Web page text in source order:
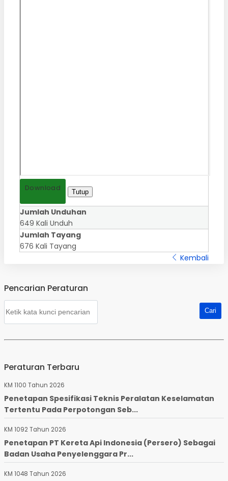
Download Tutup
Jumlah Unduhan
649 Kali Unduh
Jumlah Tayang
676 Kali Tayang
Kembali
Pencarian Peraturan
Peraturan Terbaru
KM 1100 Tahun 2026
Penetapan Spesifikasi Teknis Peralatan Keselamatan
Tertentu Pada Perpotongan Seb...
KM 1092 Tahun 2026
Penetapan PT Kereta Api Indonesia (Persero) Sebagai
Badan Usaha Penyelenggara Pr...
KM 1048 Tahun 2026